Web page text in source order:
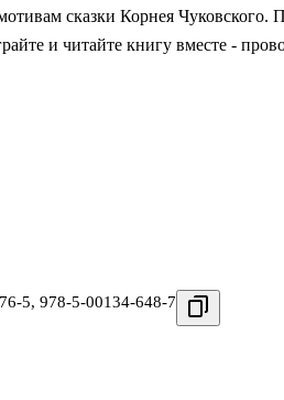
сказки Корнея Чуковского.
и читайте книгу вместе -
5, 978-5-00134-648-7